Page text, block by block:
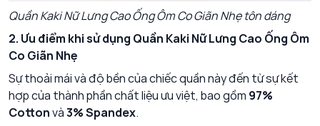
Quần Kaki Nữ Lưng Cao Ống Ôm Co Giãn Nhẹ tôn dáng
2. Ưu điểm khi sử dụng Quần Kaki Nữ Lưng Cao Ống Ôm
Co Giãn Nhẹ
Sự thoải mái và độ bền của chiếc quần này đến từ sự kết
hợp của thành phần chất liệu ưu việt, bao gồm 97%
Cottonvà3% Spandex.